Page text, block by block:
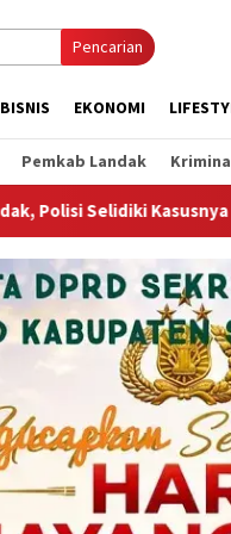
Pencarian
BISNIS EKONOMI
Pemkab Landak
Bravo Polres Landak!